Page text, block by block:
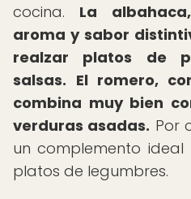
cocina. La
aroma y sabor
realzar platos de
salsas. El romero,
combina muy bien
verduras asadas. Por
un complemento
platos de legumbres.